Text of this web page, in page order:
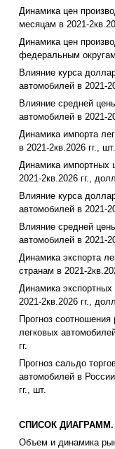
Динамика цен
месяцам в 2021-
Динамика цен
федеральным
Влияние курса
автомобилей в 2021-
Влияние средней
автомобилей в 2021-
Динамика импорта
в 2021-2кв.2026 гг.,
Динамика импортных
2021-2кв.2026 гг.,
Влияние курса
автомобилей в 2021-
Влияние средней
автомобилей в 2021-
Динамика экспорта
странам в 2021-
Динамика
2021-2кв.2026 гг.,
Прогноз соотношения
легковых
гг.
Прогноз сальдо
автомобилей в
гг., шт.
СПИСОК ДИАГРАММ.
Объем и динамика